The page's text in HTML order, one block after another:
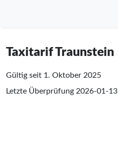
Taxitarif Traunstein
Gültig seit 1. Oktober 2025
Letzte Überprüfung 2026-01-13